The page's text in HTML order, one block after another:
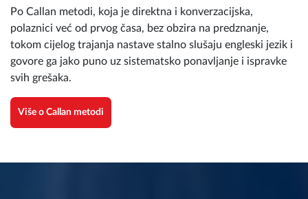
Po Callan metodi, koja je direktna i konverzacijska,
polaznici već od prvog časa, bez obzira na predznanje,
tokom cijelog trajanja nastave stalno slušaju engleski jezik i
govore ga jako puno uz sistematsko ponavljanje i ispravke
svih grešaka.
Više o Callan metodi